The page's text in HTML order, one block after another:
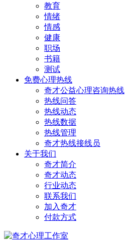
教育
情绪
情感
健康
职场
书籍
测试
免费心理热线
奇才公益心理咨询热线
热线问答
热线动态
热线数据
热线管理
奇才热线接线员
关于我们
奇才简介
奇才动态
行业动态
联系我们
加入奇才
付款方式